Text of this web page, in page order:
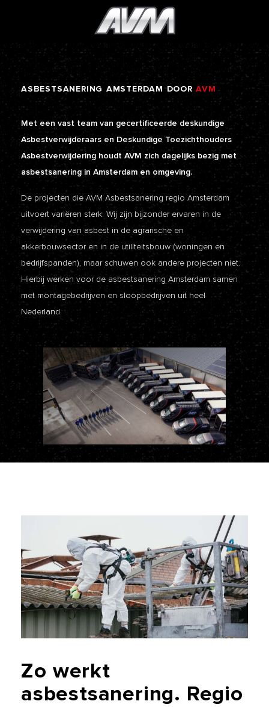
ASBESTSANERING AMSTERDAM DOOR AVM
Met een vast team van gecertificeerde deskundige
Asbestverwijderaars en Deskundige Toezichthouders
Asbestverwijdering houdt AVM zich dagelijks bezig met
asbestsanering in Amsterdam en omgeving.
De projecten die AVM Asbestsanering regio Amsterdam
uitvoert variëren sterk. Wij zijn bijzonder ervaren in de
verwijdering van asbest in de agrarische en
akkerbouwsector en in de utiliteitsbouw (woningen en
bedrijfspanden), maar schuwen ook andere projecten niet.
Hierbij werken voor de asbestsanering Amsterdam samen
met montagebedrijven en sloopbedrijven uit heel
Nederland.
Zo werkt
asbestsanering. Regio